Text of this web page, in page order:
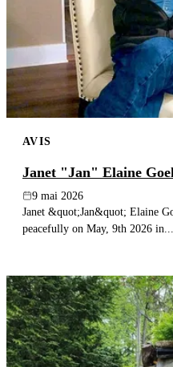
AVIS
Janet "Jan" Elaine
9 mai 2026
Janet &quot;Jan&quot; Elaine
peacefully on May, 9th 2026 in...